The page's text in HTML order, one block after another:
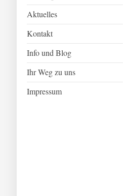
Aktuelles
Kontakt
Info und Blog
Ihr Weg zu uns
Impressum